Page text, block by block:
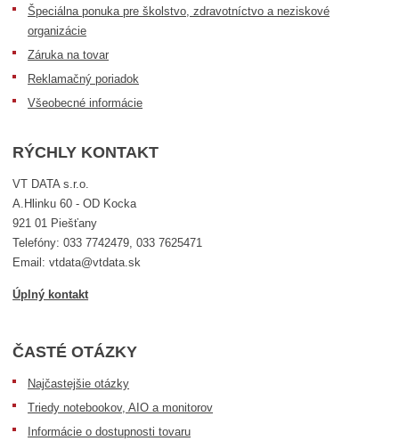
Špeciálna ponuka pre školstvo, zdravotníctvo a neziskové
organizácie
Záruka na tovar
Reklamačný poriadok
Všeobecné informácie
RÝCHLY KONTAKT
VT DATA s.r.o.
A.Hlinku 60 - OD Kocka
921 01 Piešťany
Telefóny: 033 7742479, 033 7625471
Email: vtdata@vtdata.sk
Úplný kontakt
ČASTÉ OTÁZKY
Najčastejšie otázky
Triedy notebookov, AIO a monitorov
Informácie o dostupnosti tovaru